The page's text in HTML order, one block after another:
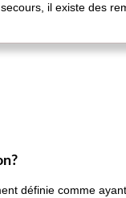
il existe des
définie comme